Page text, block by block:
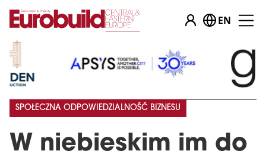
EN
W niebieskim im do
SPOŁECZNA ODPOWIEDZIALNOŚĆ BIZNESU